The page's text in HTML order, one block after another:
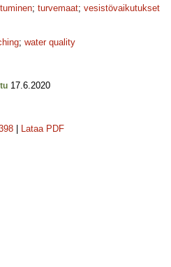
; turvemaat; vesistövaikutukset
; water quality
17.6.2020
Lataa PDF